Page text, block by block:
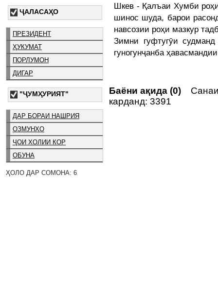
ҶАЛАСАҲО
ПРЕЗИДЕНТ
ҲУКУМАТ
ПОРЛУМОН
ДИГАР
"ҶУМҲУРИЯТ"
ДАР БОРАИ НАШРИЯ
ОЗМУНҲО
ҶОИ ХОЛИИ КОР
ОБУНА
ҲОЛО ДАР СОМОНА: 6
Шкев - Қалъаи Хумби
шинос шуда, барои
навсозии роҳи мазкур
Зимни гуфтугӯи
гуногунҷанба
Баёни ақида (0)
карданд: 3391